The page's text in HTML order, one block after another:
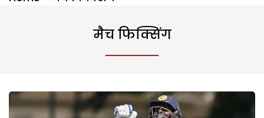
मैच फिक्सिंग